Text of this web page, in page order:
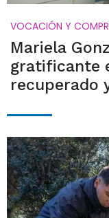
VOCACIÓN Y
Mariela
gratificante
recuperado